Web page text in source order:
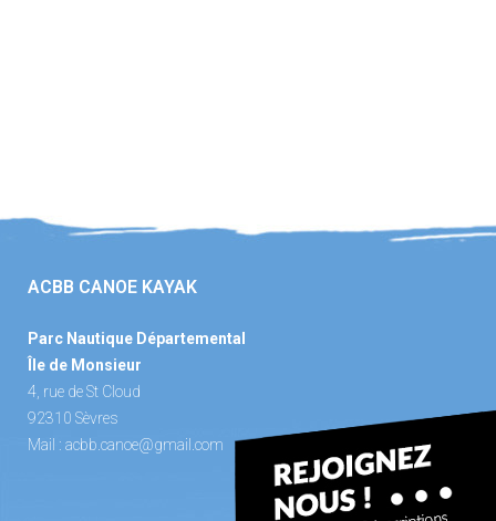
ACBB CANOE KAYAK
Parc Nautique Départemental
Île de Monsieur
4, rue de St Cloud
92310 Sèvres
Mail : acbb.canoe@gmail.com